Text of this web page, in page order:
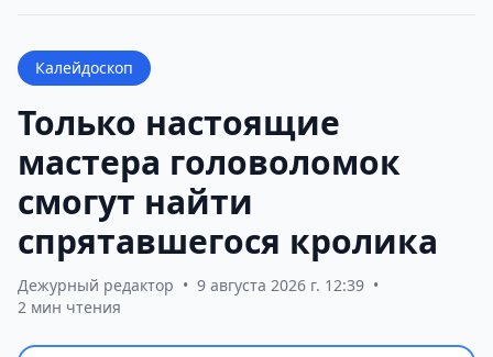
Калейдоскоп
Только настоящие
мастера головоломок
смогут найти
спрятавшегося кролика
Дежурный редактор • 9 августа 2026 г. 12:39 •
2 мин чтения